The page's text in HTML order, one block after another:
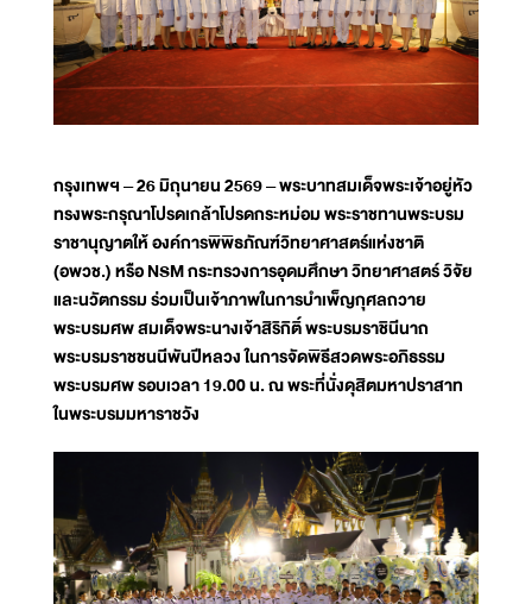
กรุงเทพฯ – 26 มิถุนายน 2569 – พระบาทสมเด็จพระเจ้าอยู่หัว
ทรงพระกรุณาโปรดเกล้าโปรดกระหม่อม พระราชทานพระบรม
ราชานุญาตให้ องค์การพิพิธภัณฑ์วิทยาศาสตร์แห่งชาติ
(อพวช.) หรือ NSM กระทรวงการอุดมศึกษา วิทยาศาสตร์ วิจัย
และนวัตกรรม ร่วมเป็นเจ้าภาพในการบำเพ็ญกุศลถวาย
พระบรมศพ สมเด็จพระนางเจ้าสิริกิติ์ พระบรมราชินีนาถ
พระบรมราชชนนีพันปีหลวง ในการจัดพิธีสวดพระอภิธรรม
พระบรมศพ รอบเวลา 19.00 น. ณ พระที่นั่งดุสิตมหาปราสาท
ในพระบรมมหาราชวัง